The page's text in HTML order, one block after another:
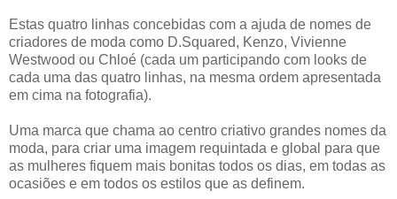
Estas quatro linhas concebidas com a ajuda de nomes de
criadores de moda como D.Squared, Kenzo, Vivienne
Westwood ou Chloé (cada um participando com looks de
cada uma das quatro linhas, na mesma ordem apresentada
em cima na fotografia).
Uma marca que chama ao centro criativo grandes nomes da
moda, para criar uma imagem requintada e global para que
as mulheres fiquem mais bonitas todos os dias, em todas as
ocasiões e em todos os estilos que as definem.